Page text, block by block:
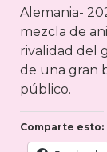
Alemania-
mezcla de
rivalidad del
de una gran
público.
Comparte esto: